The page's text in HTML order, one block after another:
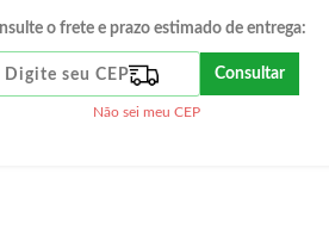
o frete e prazo estimado de entrega:
Consultar
Não sei meu CEP